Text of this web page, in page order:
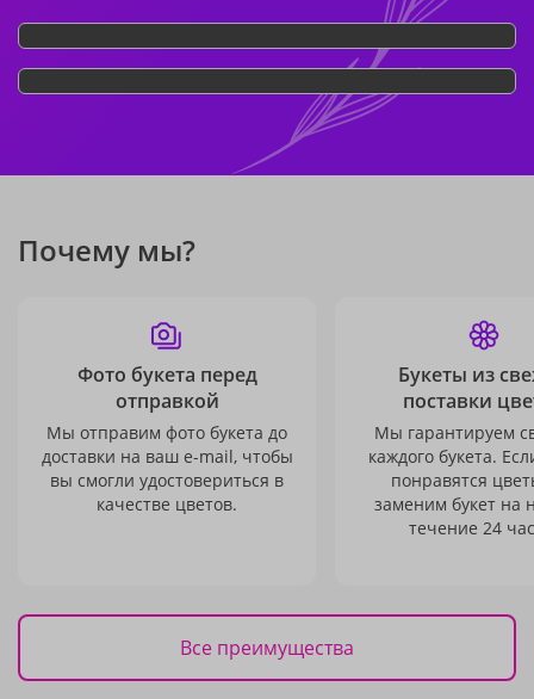
Почему мы?
Фото букета перед
отправкой
Мы отправим фото букета до
доставки на ваш e-mail, чтобы
вы смогли удостовериться в
качестве цветов.
Букеты из
поставки
Мы гарантируем
каждого букета.
понравятся
заменим букет на
течение 24
Все преимущества